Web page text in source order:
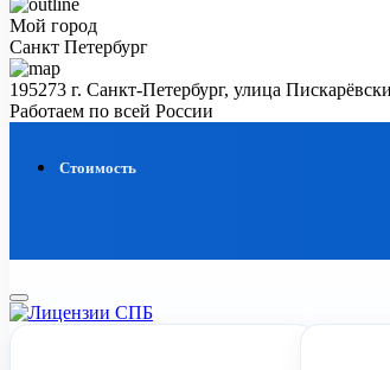
Мой город
Санкт Петербург
195273 г. Санкт-Петербург, улица
Работаем по всей России
Стоимость